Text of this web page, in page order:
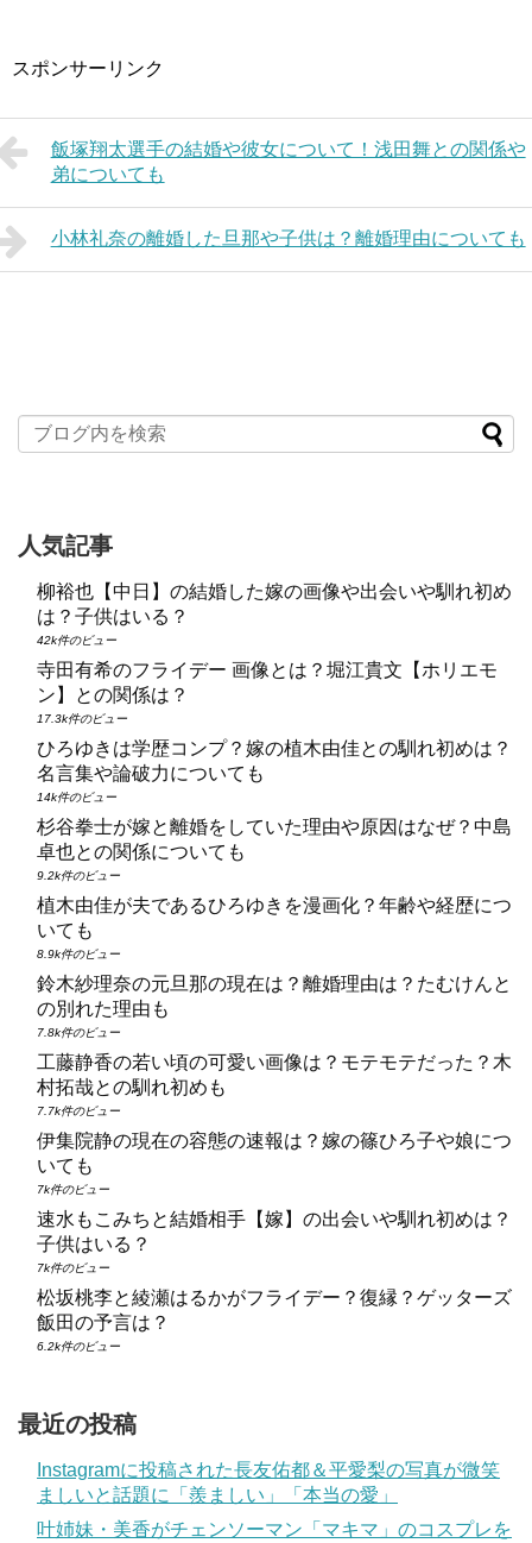
スポンサーリンク
飯塚翔太選手の結婚や彼女について！浅田舞との関係や
弟についても
小林礼奈の離婚した旦那や子供は？離婚理由についても
人気記事
柳裕也【中日】の結婚した嫁の画像や出会いや馴れ初め
は？子供はいる？
42k件のビュー
寺田有希のフライデー 画像とは？堀江貴文【ホリエモ
ン】との関係は？
17.3k件のビュー
ひろゆきは学歴コンプ？嫁の植木由佳との馴れ初めは？
名言集や論破力についても
14k件のビュー
杉谷拳士が嫁と離婚をしていた理由や原因はなぜ？中島
卓也との関係についても
9.2k件のビュー
植木由佳が夫であるひろゆきを漫画化？年齢や経歴につ
いても
8.9k件のビュー
鈴木紗理奈の元旦那の現在は？離婚理由は？たむけんと
の別れた理由も
7.8k件のビュー
工藤静香の若い頃の可愛い画像は？モテモテだった？木
村拓哉との馴れ初めも
7.7k件のビュー
伊集院静の現在の容態の速報は？嫁の篠ひろ子や娘につ
いても
7k件のビュー
速水もこみちと結婚相手【嫁】の出会いや馴れ初めは？
子供はいる？
7k件のビュー
松坂桃李と綾瀬はるかがフライデー？復縁？ゲッターズ
飯田の予言は？
6.2k件のビュー
最近の投稿
Instagramに投稿された長友佑都＆平愛梨の写真が微笑
ましいと話題に「羨ましい」「本当の愛」
叶姉妹・美香がチェンソーマン「マキマ」のコスプレを